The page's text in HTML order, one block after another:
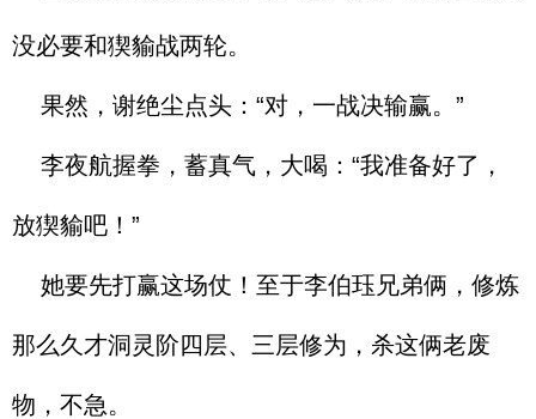
没必要和猰貐战两轮。
果然，谢绝尘点头：“对，一战决输赢。”
李夜航握拳，蓄真气，大喝：“我准备好了，
放猰貐吧！”
她要先打赢这场仗！至于李伯珏兄弟俩，修炼
那么久才洞灵阶四层、三层修为，杀这俩老废
物，不急。